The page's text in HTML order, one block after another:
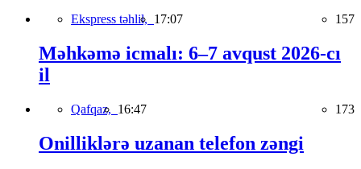
Ekspress təhlil, 17:07 157
Məhkəmə icmalı: 6–7 avqust 2026-cı
il
Qafqaz, 16:47 173
Onilliklərə uzanan telefon zəngi